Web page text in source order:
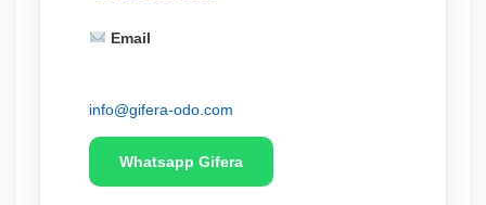
Email
info@gifera-odo.com
Whatsapp Gifera